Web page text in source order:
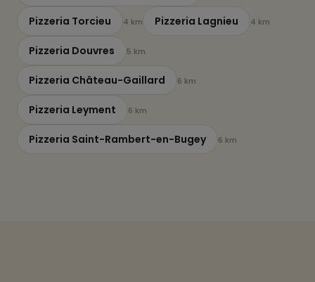
Pizzeria Torcieu 4 km Pizzeria Lagnieu 4 km
Pizzeria Douvres 5 km
Pizzeria Château-Gaillard 6 km
Pizzeria Leyment 6 km
Pizzeria Saint-Rambert-en-Bugey 6 km